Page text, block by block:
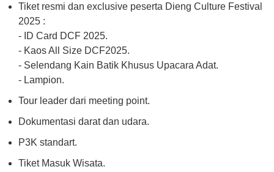
Tiket resmi dan exclusive peserta Dieng Culture Festival
2025 :
- ID Card DCF 2025.
- Kaos All Size DCF2025.
- Selendang Kain Batik Khusus Upacara Adat.
- Lampion.
Tour leader dari meeting point.
Dokumentasi darat dan udara.
P3K standart.
Tiket Masuk Wisata.